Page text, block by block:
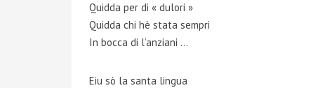
Quidda per di « dulori »
Quidda chi hè stata sempri
In bocca di l’anziani …
Eiu sò la santa lingua